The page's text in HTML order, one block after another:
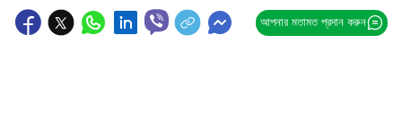
আপনার মতামত প্রদান করুন